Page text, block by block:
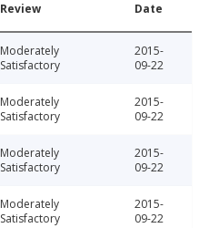
Review Date
Moderately
Satisfactory
2015-
09-22
Moderately
Satisfactory
2015-
09-22
Moderately
Satisfactory
2015-
09-22
Moderately
Satisfactory
2015-
09-22